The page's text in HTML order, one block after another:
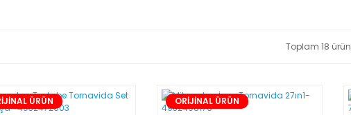
Toplam 18 ürün
ÜRÜN ORİJİNAL ÜRÜN